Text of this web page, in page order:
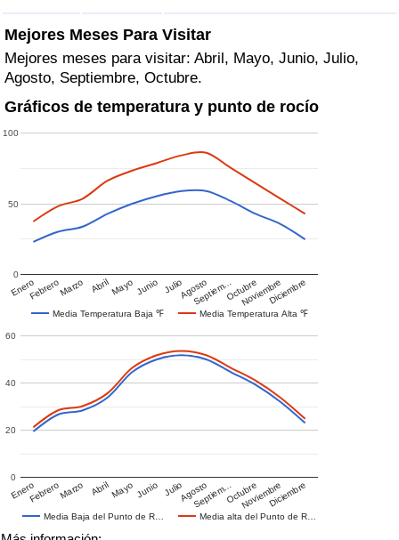
Mejores Meses Para Visitar
Mejores meses para visitar: Abril, Mayo, Junio, Julio,
Agosto, Septiembre, Octubre.
Gráficos de temperatura y punto de rocío
Media Temperatura Baja ℉ Media Temperatura Alta ℉
EneroFebreroMarzo AbrilMayo Junio JulioAgosto
Septiem…OctubreNoviembreDiciembre
0
50
100
Media Baja del Punto de R… Media alta del Punto de R…
EneroFebreroMarzo AbrilMayo Junio JulioAgosto
Septiem…OctubreNoviembreDiciembre
0
20
40
60